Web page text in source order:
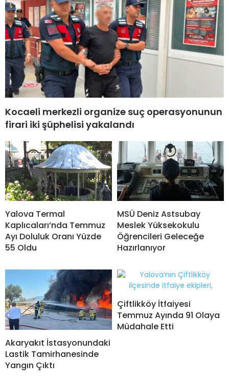
Kocaeli merkezli organize suç operasyonunun
firari iki şüphelisi yakalandı
Yalova Termal
Kaplıcaları’nda Temmuz
Ayı Doluluk Oranı Yüzde
55 Oldu
MSÜ Deniz Astsubay
Meslek Yüksekokulu
Öğrencileri Geleceğe
Hazırlanıyor
Akaryakıt İstasyonundaki
Lastik Tamirhanesinde
Yangın Çıktı
Çiftlikköy İtfaiyesi
Temmuz Ayında 91 Olaya
Müdahale Etti